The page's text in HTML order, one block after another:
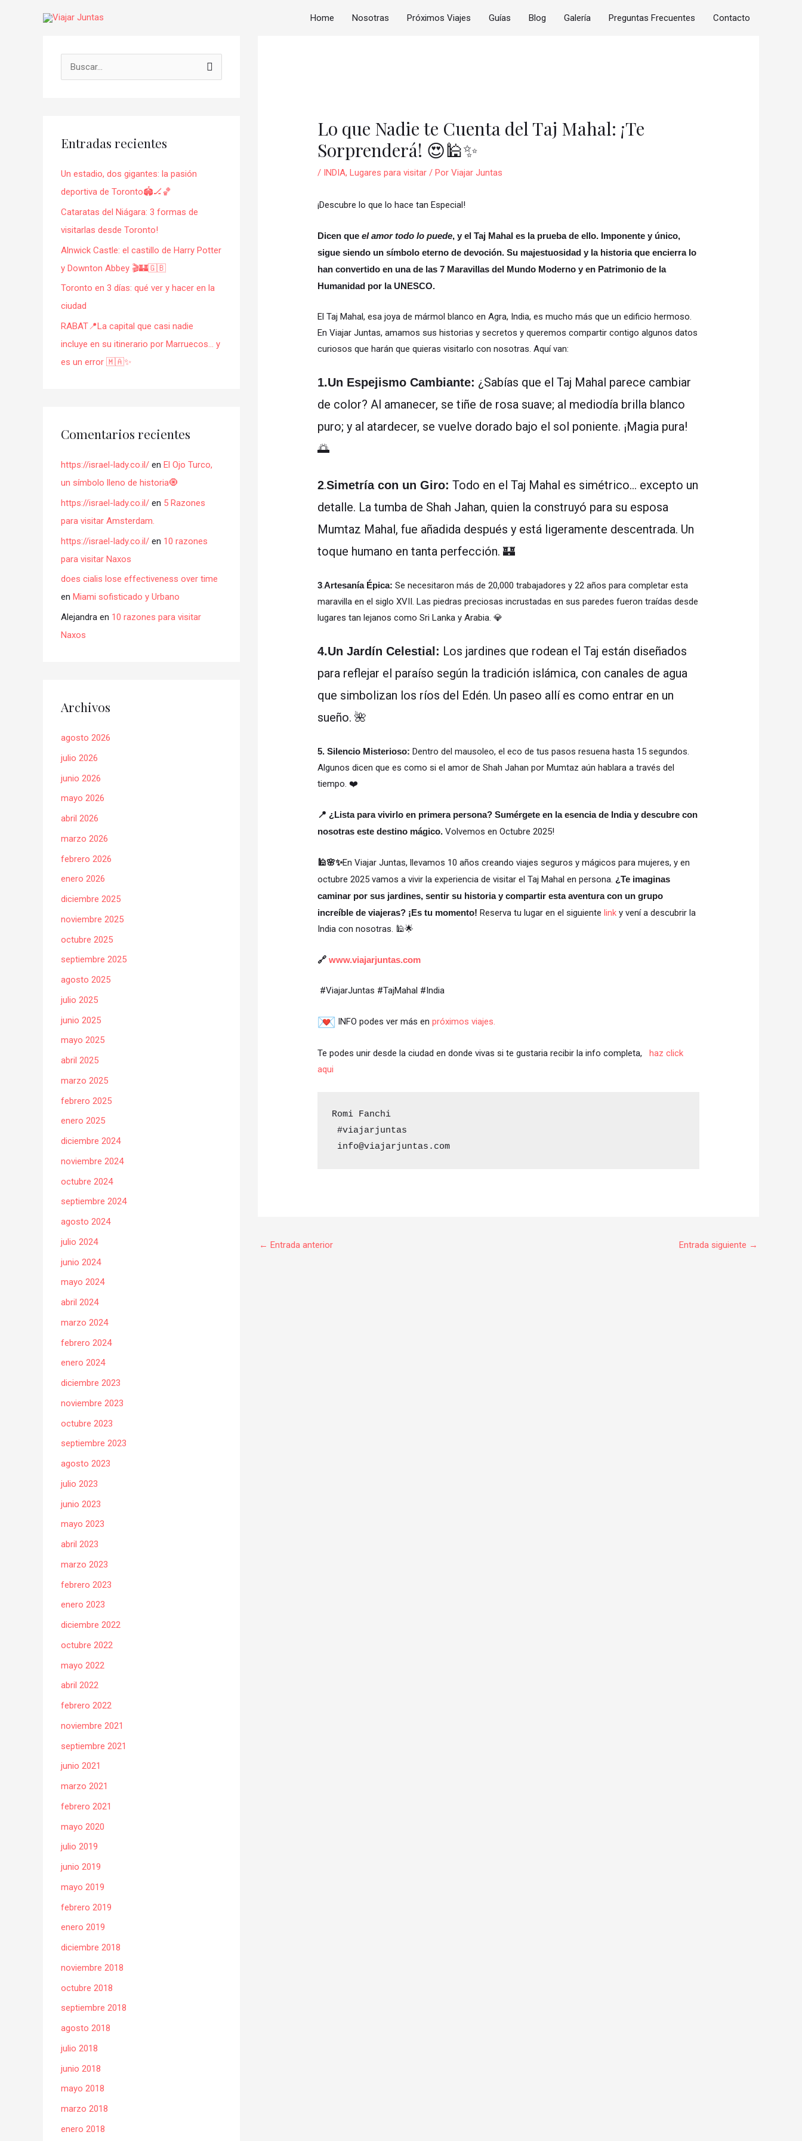
Home Nosotras Próximos Viajes Guías Blog Galería Preguntas Frecuentes Contacto
a
p
o
r
:
Entradas recientes
Un estadio, dos gigantes: la pasión
deportiva de Toronto🏟️🏒🏀
Cataratas del Niágara: 3 formas de
visitarlas desde Toronto!
Alnwick Castle: el castillo de Harry Potter
y Downton Abbey 🎬🏰🇬🇧
Toronto en 3 días: qué ver y hacer en la
ciudad
RABAT📍La capital que casi nadie
incluye en su itinerario por Marruecos… y
es un error 🇲🇦✨
Comentarios recientes
https://israel-lady.co.il/ en El Ojo Turco,
un símbolo lleno de historia🧿
https://israel-lady.co.il/ en 5 Razones
para visitar Amsterdam.
https://israel-lady.co.il/ en 10 razones
para visitar Naxos
does cialis lose effectiveness over time
en Miami sofisticado y Urbano
Alejandra en 10 razones para visitar
Naxos
Archivos
agosto 2026
julio 2026
junio 2026
mayo 2026
abril 2026
marzo 2026
febrero 2026
enero 2026
diciembre 2025
noviembre 2025
octubre 2025
septiembre 2025
agosto 2025
julio 2025
junio 2025
mayo 2025
abril 2025
marzo 2025
febrero 2025
enero 2025
diciembre 2024
noviembre 2024
octubre 2024
septiembre 2024
agosto 2024
julio 2024
junio 2024
mayo 2024
abril 2024
marzo 2024
febrero 2024
enero 2024
diciembre 2023
noviembre 2023
octubre 2023
septiembre 2023
agosto 2023
julio 2023
junio 2023
mayo 2023
abril 2023
marzo 2023
febrero 2023
enero 2023
diciembre 2022
octubre 2022
mayo 2022
abril 2022
febrero 2022
noviembre 2021
septiembre 2021
junio 2021
marzo 2021
febrero 2021
mayo 2020
julio 2019
junio 2019
mayo 2019
febrero 2019
enero 2019
diciembre 2018
noviembre 2018
octubre 2018
septiembre 2018
agosto 2018
julio 2018
junio 2018
mayo 2018
marzo 2018
enero 2018
Lo que Nadie te Cuenta del Taj Mahal: ¡Te
Sorprenderá! 😍🕌✨
/ INDIA,Lugares para visitar / PorViajar Juntas
¡Descubre lo que lo hace tan Especial!
Dicen queel amor todo lo puede, y el Taj Mahal es la prueba de ello. Imponente y único,
sigue siendo un símbolo eterno de devoción. Su majestuosidad y la historia que encierra lo
han convertido en una de las 7 Maravillas del Mundo Moderno y en Patrimonio de la
Humanidad por la UNESCO.
El Taj Mahal, esa joya de mármol blanco en Agra, India, es mucho más que un edificio hermoso.
En Viajar Juntas, amamos sus historias y secretos y queremos compartir contigo algunos datos
curiosos que harán que quieras visitarlo con nosotras. Aquí van:
1.Un Espejismo Cambiante: ¿Sabías que el Taj Mahal parece cambiar
de color? Al amanecer, se tiñe de rosa suave; al mediodía brilla blanco
puro; y al atardecer, se vuelve dorado bajo el sol poniente. ¡Magia pura!
🌅
2.Simetría con un Giro: Todo en el Taj Mahal es simétrico… excepto un
detalle. La tumba de Shah Jahan, quien la construyó para su esposa
Mumtaz Mahal, fue añadida después y está ligeramente descentrada. Un
toque humano en tanta perfección. 🏰
3.Artesanía Épica: Se necesitaron más de 20,000 trabajadores y 22 años para completar esta
maravilla en el siglo XVII. Las piedras preciosas incrustadas en sus paredes fueron traídas desde
lugares tan lejanos como Sri Lanka y Arabia. 💎
4.Un Jardín Celestial: Los jardines que rodean el Taj están diseñados
para reflejar el paraíso según la tradición islámica, con canales de agua
que simbolizan los ríos del Edén. Un paseo allí es como entrar en un
sueño. 🌺
5. Silencio Misterioso: Dentro del mausoleo, el eco de tus pasos resuena hasta 15 segundos.
Algunos dicen que es como si el amor de Shah Jahan por Mumtaz aún hablara a través del
tiempo. ❤️
📍 ¿Lista para vivirlo en primera persona? Sumérgete en la esencia de India y descubre con
nosotras este destino mágico.Volvemos en Octubre 2025!
🕌🌸✨En Viajar Juntas, llevamos 10 años creando viajes seguros y mágicos para mujeres, y en
octubre 2025 vamos a vivir la experiencia de visitar el Taj Mahal en persona. ¿Te imaginas
caminar por sus jardines, sentir su historia y compartir esta aventura con un grupo
increíble de viajeras? ¡Es tu momento! Reserva tu lugar en el siguientelinky vení a descubrir la
India con nosotras. 🕌🌟
🔗 www.viajarjuntas.com
#ViajarJuntas #TajMahal #India
INFO podes ver más enpróximos viajes.
Te podes unir desde la ciudad en donde vivas si te gustaria recibir la info completa,haz click
aqui
Romi Fanchi
#viajarjuntas
info@viajarjuntas.com
← Entrada anterior Entrada siguiente →